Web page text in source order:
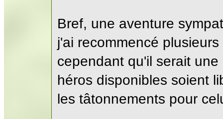
Bref, une aventure
j'ai recommencé
cependant qu'il serait
héros disponibles soient
les tâtonnements pour